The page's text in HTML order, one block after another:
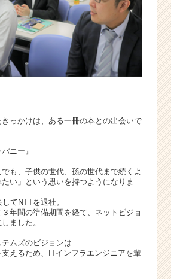
イ
ン
フ
ラ
エ
ア
し
続
る！
|
ン
チ
っかけは、ある一冊の本との出会いで
ニー』
も、子供の世代、孫の世代まで続くよ
い」という思いを持つようになりま
てNTTを退社。
年間の準備期間を経て、ネットビジョ
ました。
ムズのビジョンは
支えるため、ITインフラエンジニアを輩